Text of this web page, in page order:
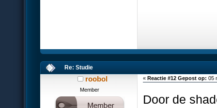
Re: Studie
roobol
Member
«Reactie #12 Gepost op: 05
Door de